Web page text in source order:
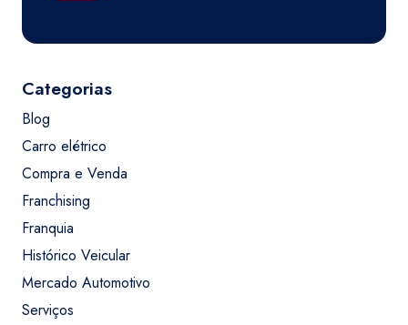
Categorias
Blog
Carro elétrico
Compra e Venda
Franchising
Franquia
Histórico Veicular
Mercado Automotivo
Serviços